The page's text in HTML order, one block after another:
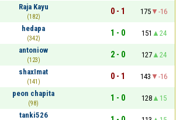
Raja Kayu
(182)
0 - 1 175
-16
hedapa
(342)
1 - 0 151
24
antoniow
(123)
2 - 0 127
24
shaxImat
(141)
0 - 1 143
-16
peon chapita
(98)
1 - 0 128
15
tanki526